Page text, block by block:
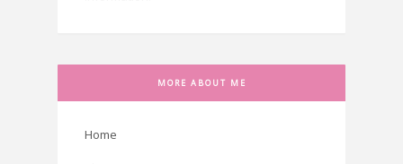
MORE ABOUT ME
Home